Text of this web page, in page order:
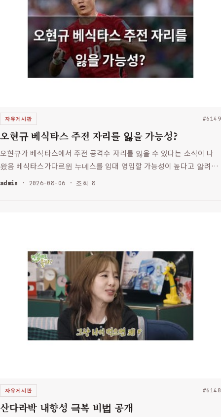
자유게시판 #6149
오현규 베식타스 주전 자리를 잃을 가능성?
오현규가 베식타스에서 주전 공격수 자리를 잃을 수 있다는 소식이 나
왔음 베식타스가다르윈 누녜스를 임대 영입할 가능성이 높다고 알려
짐 벨기에 언론인 사샤타볼리에리는 4일 소셜 미디어에서 이 소식을
admin · 2026-08-06 · 조회 8
자유게시판 #6148
산다라박 내향성 극복 비법 공개